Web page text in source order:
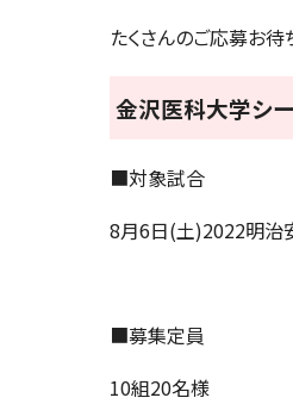
たくさんのご応募お待
金沢医科大学シ
■対象試合
8月6日(土)2022明治
■募集定員
10組20名様